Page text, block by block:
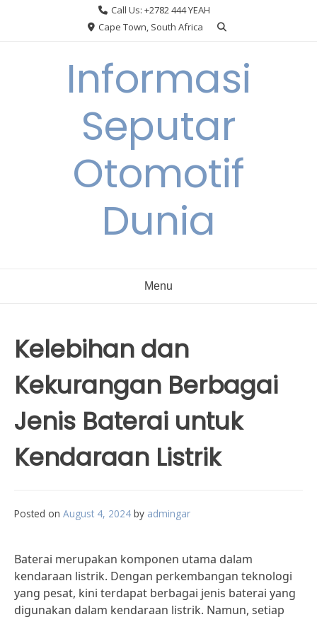
Call Us: +2782 444 YEAH
Cape Town, South Africa
Informasi
Seputar
Otomotif
Dunia
Menu
Kelebihan dan
Kekurangan Berbagai
Jenis Baterai untuk
Kendaraan Listrik
Posted on August 4, 2024 by admingar
Baterai merupakan komponen utama dalam
kendaraan listrik. Dengan perkembangan teknologi
yang pesat, kini terdapat berbagai jenis baterai yang
digunakan dalam kendaraan listrik. Namun, setiap